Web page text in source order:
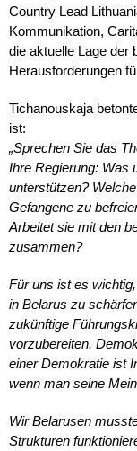
Country Lead
Kommunikation,
die aktuelle Lage der
Herausforderungen
Tichanouskaja
ist:
„Sprechen Sie das
Ihre Regierung: Was
unterstützen?
Gefangene zu
Arbeitet sie mit den
zusammen?
Für uns ist es
in Belarus zu
zukünftige
vorzubereiten.
einer Demokratie ist
wenn man seine
Wir Belarusen
Strukturen